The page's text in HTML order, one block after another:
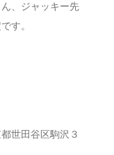
、ジャッキー先
す。
世田谷区駒沢３